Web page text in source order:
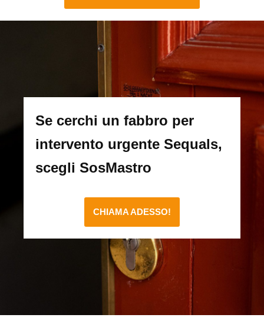
Se cerchi un fabbro per
intervento urgente Sequals,
scegli SosMastro
CHIAMA ADESSO!